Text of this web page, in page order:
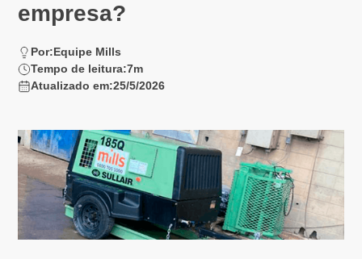
empresa?
Por:Equipe Mills
Tempo de leitura:7m
Atualizado em:25/5/2026